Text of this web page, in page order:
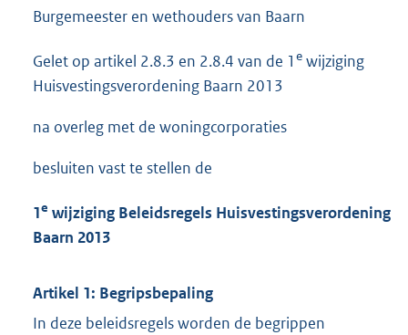
Burgemeester en wethouders van Baarn
Gelet op artikel 2.8.3 en 2.8.4 van de 1 e wijziging
Huisvestingsverordening Baarn 2013
na overleg met de woningcorporaties
besluiten vast te stellen de
1e wijziging Beleidsregels Huisvestingsverordening
Baarn 2013
Artikel 1: Begripsbepaling
In deze beleidsregels worden de begrippen